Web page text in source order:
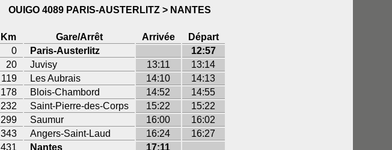
OUIGO 4089 PARIS-AUSTERLITZ > NANTES
Km Gare/Arrêt Arrivée
Départ
0 Paris-Austerlitz
12:57
20 Juvisy 13:11
13:14
119 Les Aubrais 14:10
14:13
178 Blois-Chambord 14:52
14:55
232 Saint-Pierre-des-Corps 15:22
15:22
299 Saumur 16:00
16:02
343 Angers-Saint-Laud 16:24
16:27
431 Nantes 17:11